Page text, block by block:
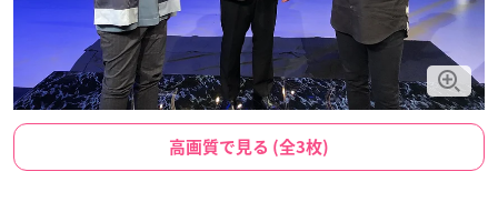
高画質で見る (全3枚)